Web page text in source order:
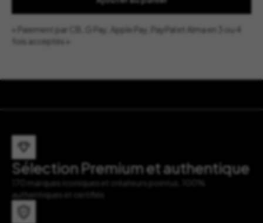
« Paiement par CB, G Pay, Apple Pay, PayPal et Alma en 3 ou 4
fois acceptés »
Sélection Premium et authentique
170 marques iconiques et créateurs pointus, 100%
authentiques et certifiés